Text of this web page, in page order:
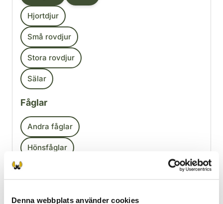
Denna webbplats använder cookies
Hjortdjur
Små rovdjur
Stora rovdjur
Sälar
Fåglar
Andra fåglar
Hönsfåglar